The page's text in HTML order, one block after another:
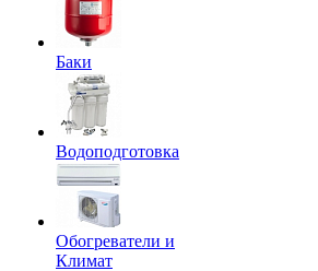
Баки
Водоподготовка
Обогреватели и
Климат